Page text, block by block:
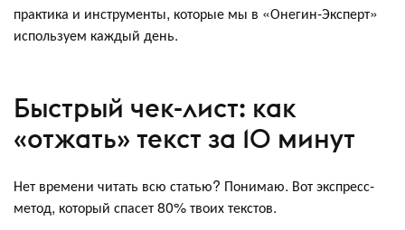
практика и инструменты, которые мы в «Онегин-Эксперт»
используем каждый день.
Быстрый чек-лист: как
«отжать» текст за 10 минут
Нет времени читать всю статью? Понимаю. Вот экспресс-
метод, который спасет 80% твоих текстов.